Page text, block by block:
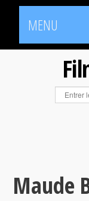
MENU
Maude